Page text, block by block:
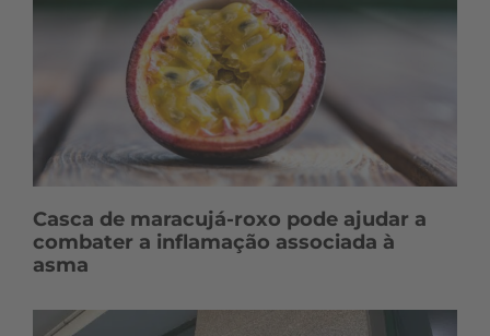
Casca de maracujá-roxo pode ajudar a
combater a inflamação associada à
asma